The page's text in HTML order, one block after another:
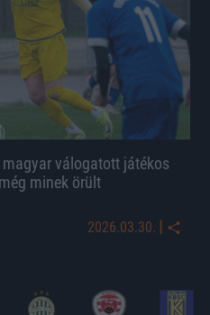
válogatott játékos
minek örült
2026.03.30. |